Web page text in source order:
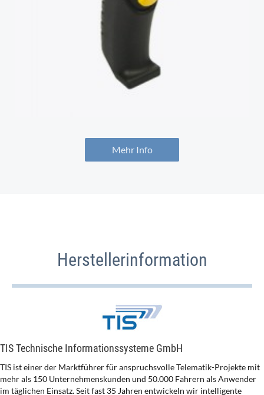
Mehr Info
Herstellerinformation
TIS Technische Informationssysteme GmbH
TIS ist einer der Marktführer für anspruchsvolle Telematik-Projekte mit
mehr als 150 Unternehmenskunden und 50.000 Fahrern als Anwender
im täglichen Einsatz. Seit fast 35 Jahren entwickeln wir intelligente